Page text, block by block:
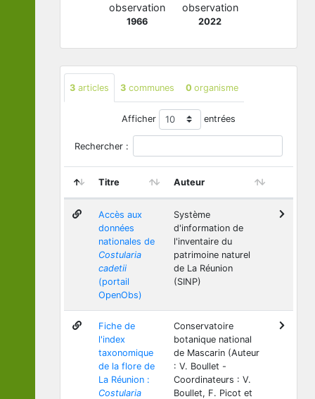
observation
1966
observation
2022
3 articles 3 communes 0 organisme
Afficher entrées
Rechercher :
Titre Auteur
Accès aux
données
nationales de
Costularia
cadetii
(portail
OpenObs)
Système
d'information de
l'inventaire du
patrimoine naturel
de La Réunion
(SINP)
Fiche de
l'index
taxonomique
de la flore de
La Réunion :
Costularia
Conservatoire
botanique national
de Mascarin (Auteur
: V. Boullet -
Coordinateurs : V.
Boullet, F. Picot et